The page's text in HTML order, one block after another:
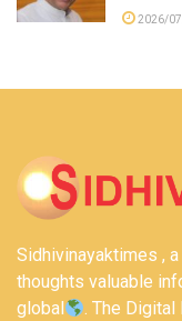
2026/
Sidhivinayaktimes ,
thoughts valuable
global
. The